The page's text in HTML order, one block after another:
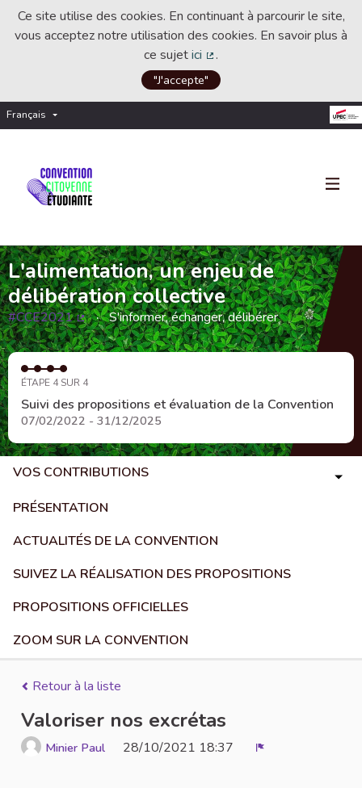
Ce site utilise des cookies. En continuant à parcourir le site,
vous acceptez notre utilisation des cookies. En savoir plus à
ce sujetici
(Lien externe)
.
"J'accepte"
Français Choisir la langue
L'alimentation, un enjeu de
délibération collective
#CCE2021
(Lien externe)
S'informer, échanger, délibérer
ÉTAPE 4 SUR 4
Suivi des propositions et évaluation de la Convention
07/02/2022 - 31/12/2025
VOS CONTRIBUTIONS
PRÉSENTATION
ACTUALITÉS DE LA CONVENTION
SUIVEZ LA RÉALISATION DES PROPOSITIONS
PROPOSITIONS OFFICIELLES
ZOOM SUR LA CONVENTION
Retour à la liste
Valoriser nos excrétas
Minier Paul 28/10/2021 18:37